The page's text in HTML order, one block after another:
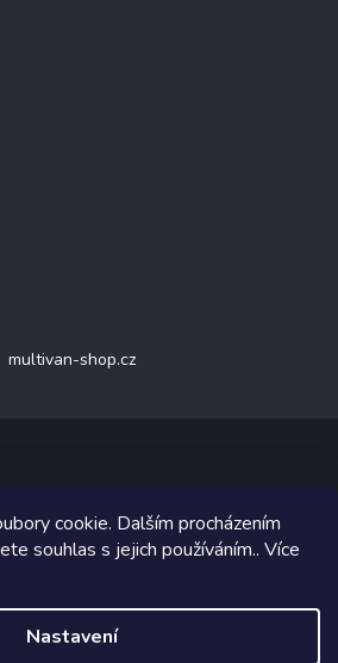
cookie. Dalším procházením
souhlas s jejich používáním.. Více
Nastavení
multivan-shop.cz
. Všechna práva vyhrazena.
Upravit
nastavení cookies
Shoptet implementoval
Shoptetak.cz.